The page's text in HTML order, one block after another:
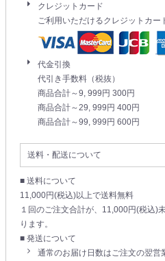
クレジットカード
ご利用いただけるクレジットカー
代金引換
代引き手数料（税抜）
商品合計～9, 999円 300円
商品合計～29, 999円 400円
商品合計～99, 999円 600円
送料・配送について
■ 送料について
11,000円(税込)以上で送料無料
１回のご注文合計が、11,000円(税込)
ります。
■ 発送について
通常のお届け日数はご注文の翌営